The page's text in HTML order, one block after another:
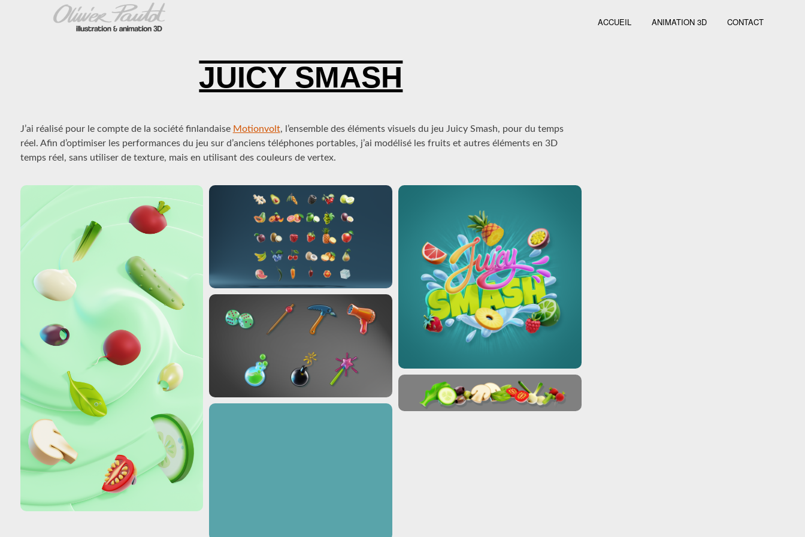
OLIVIER PAUTOT ILLUSTRATION & ANIMATION 3D
ACCUEIL ANIMATION 3D CONTACT
JUICY SMASH
On
11
2022
Olivier@pautot.net
J’ai réalisé pour le compte de la société finlandaise Motionvolt, l’ensemble des éléments visuels du jeu Juicy Smash, pour du temps
réel. Afin d’optimiser les performances du jeu sur d’anciens téléphones portables, j’ai modélisé les fruits et autres éléments en 3D
temps réel, sans utiliser de texture, mais en utilisant des couleurs de vertex.